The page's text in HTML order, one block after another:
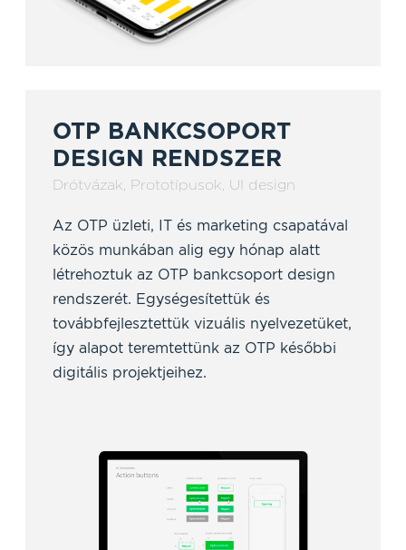
OTP BANKCSOPORT
DESIGN RENDSZER
Drótvázak, Prototípusok, UI design
Az OTP üzleti, IT és marketing csapatával
közös munkában alig egy hónap alatt
létrehoztuk az OTP bankcsoport design
rendszerét. Egységesítettük és
továbbfejlesztettük vizuális nyelvezetüket,
így alapot teremtettünk az OTP későbbi
digitális projektjeihez.